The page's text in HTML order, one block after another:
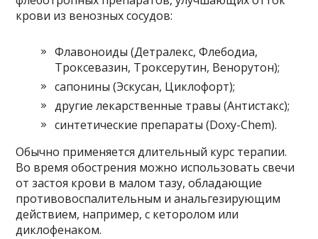
крови из венозных сосудов:
Флавоноиды (Детралекс, Флебодиа,
Троксевазин, Троксерутин, Венорутон);
сапонины (Эскусан, Циклофорт);
другие лекарственные травы (Антистакс);
синтетические препараты (Doxy-Chem).
Обычно применяется длительный курс терапии.
Во время обострения можно использовать свечи
от застоя крови в малом тазу, обладающие
противовоспалительным и анальгезирующим
действием, например, с кеторолом или
диклофенаком.